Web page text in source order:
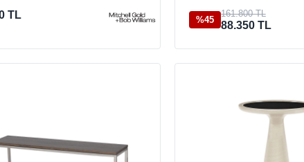
TL %45
161.800 TL
88.350 TL